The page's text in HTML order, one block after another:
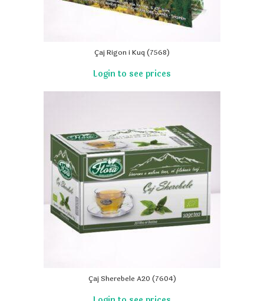
Çaj Rigon i Kuq (7568)
Çaj Sherebele A20 (7604)